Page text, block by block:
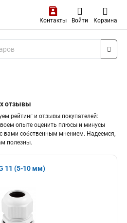
Контакты Войти Корзина
отзывы
рейтинг и отзывы покупателей:
опыте оценить плюсы и минусы
вами собственным мнением. Надеемся,
полезны.
11 (5-10 мм)